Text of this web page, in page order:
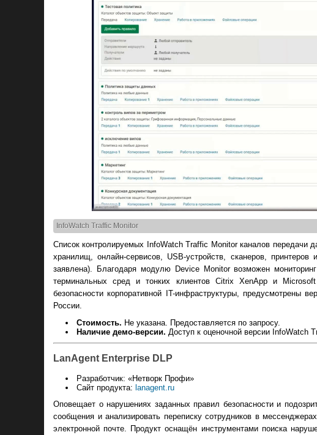
InfoWatch Traffic Monitor
Список контролируемых InfoWatch Traffic Monitor каналов
хранилищ, онлайн-сервисов, USB-устройств, сканеров,
заявлена). Благодаря модулю Device Monitor возможен
терминальных сред и тонких клиентов Citrix XenApp и
безопасности корпоративной IT-инфраструктуры,
России.
Стоимость. Не указана. Предоставляется по запросу.
Наличие демо-версии. Доступ к оценочной версии InfoWatch
LanAgent Enterprise DLP
Разработчик: «Нетворк Профи»
Сайт продукта: lanagent.ru
Оповещает о нарушениях заданных правил безопасности и
сообщения и анализировать переписку сотрудников в
электронной почте. Продукт оснащён инструментами поиска